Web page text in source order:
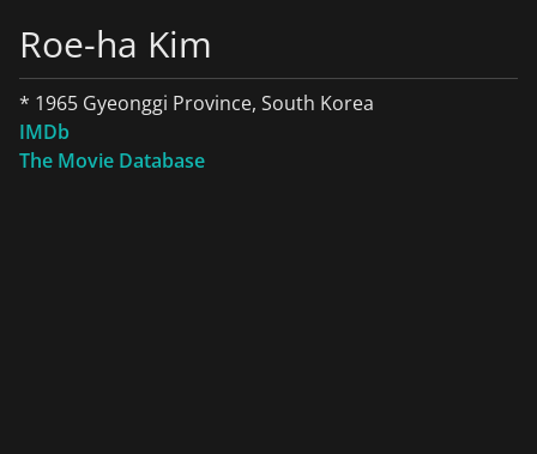
Roe-ha Kim
* 1965 Gyeonggi Province, South Korea
IMDb
The Movie Database